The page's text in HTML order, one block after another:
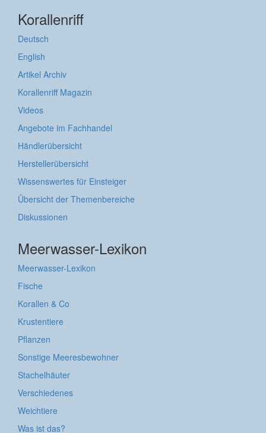
Korallenriff
Deutsch
English
Artikel Archiv
Korallenriff Magazin
Videos
Angebote im Fachhandel
Händlerübersicht
Herstellerübersicht
Wissenswertes für Einsteiger
Übersicht der Themenbereiche
Diskussionen
Meerwasser-Lexikon
Meerwasser-Lexikon
Fische
Korallen & Co
Krustentiere
Pflanzen
Sonstige Meeresbewohner
Stachelhäuter
Verschiedenes
Weichtiere
Was ist das?